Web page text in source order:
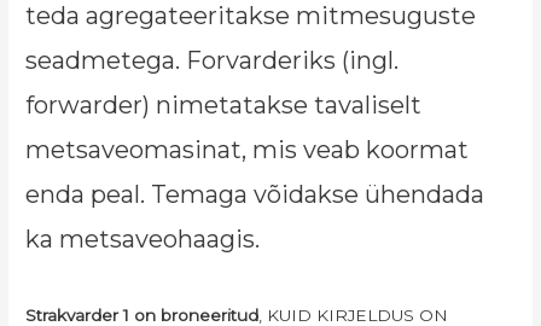
teda agregateeritakse mitmesuguste
seadmetega. Forvarderiks (ingl.
forwarder) nimetatakse tavaliselt
metsaveomasinat, mis veab koormat
enda peal. Temaga võidakse ühendada
ka metsaveohaagis.
Strakvarder 1 on broneeritud , KUID KIRJELDUS ON